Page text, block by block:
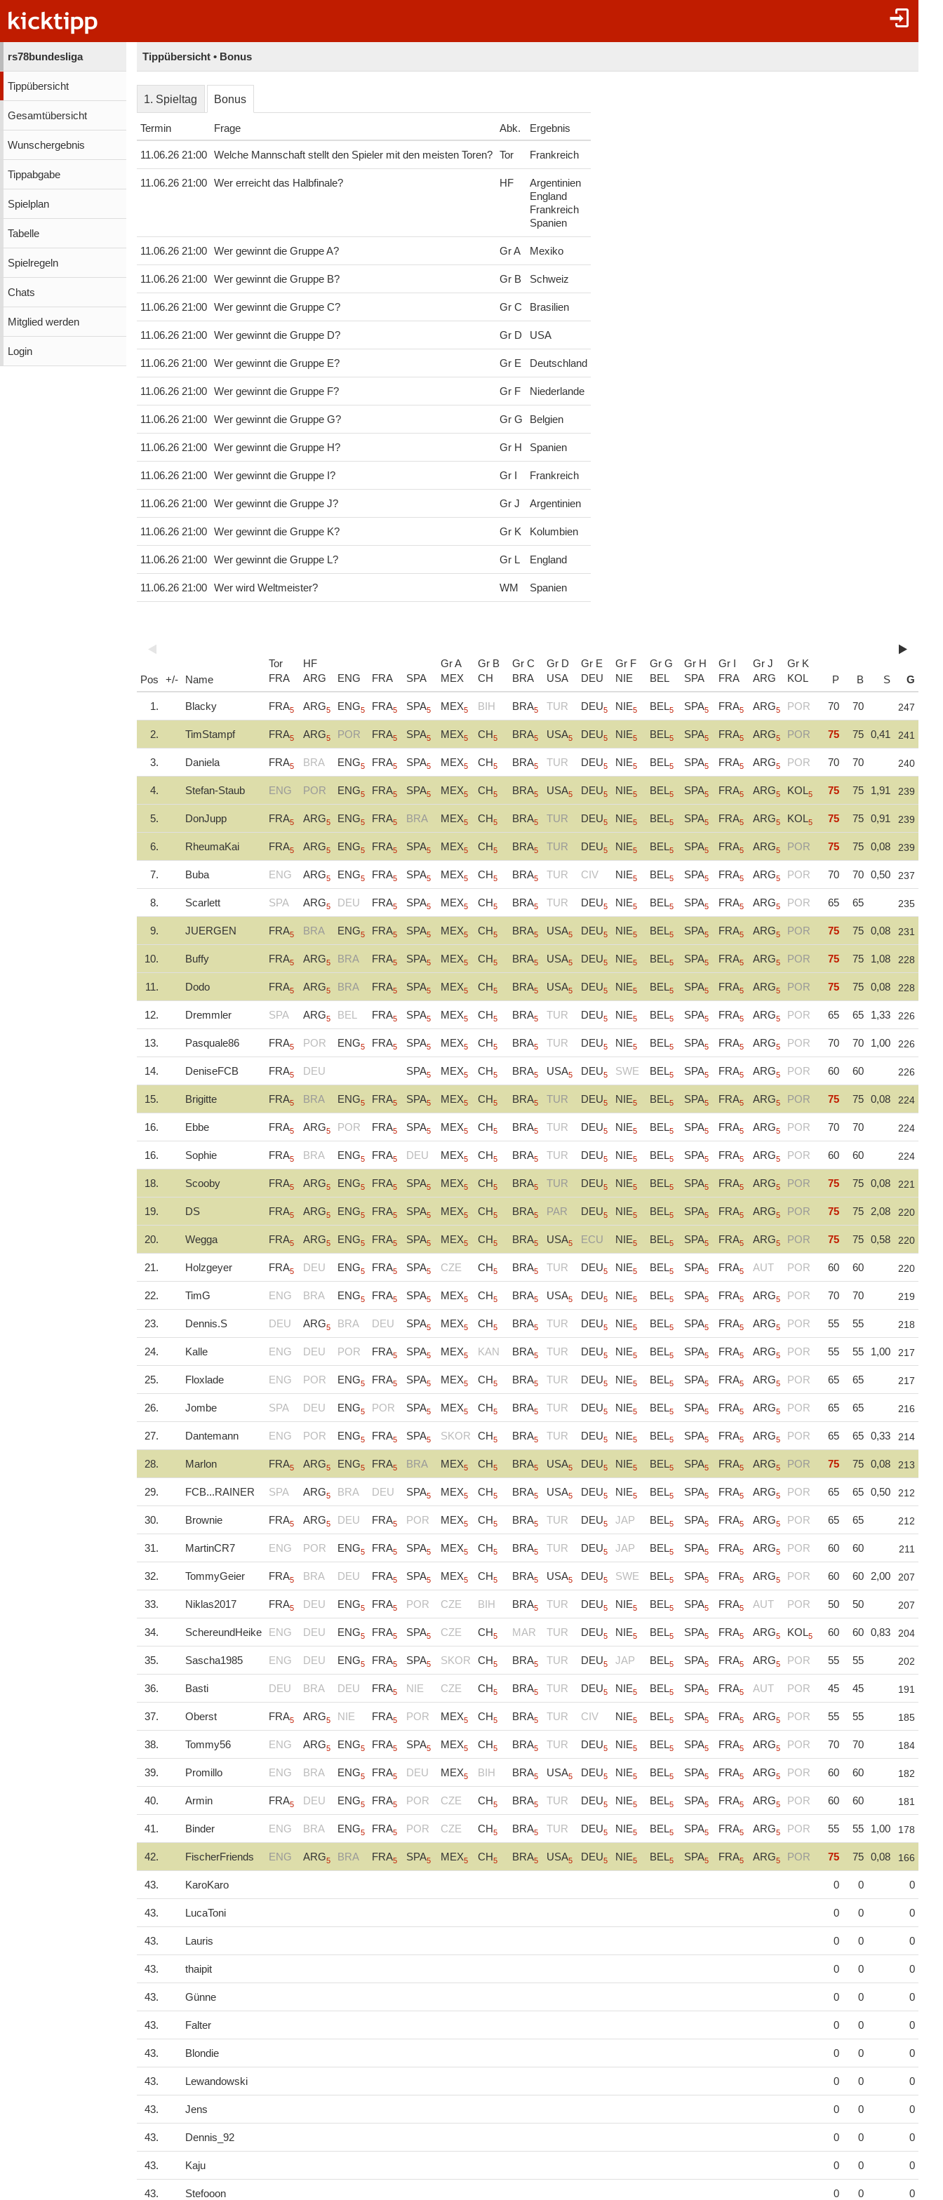
rs78bundesliga
Tippübersicht
Gesamtübersicht
Wunschergebnis
Tippabgabe
Spielplan
Tabelle
Spielregeln
Chats
Mitglied werden
Login
Tippübersicht • Bonus
1. Spieltag Bonus
Termin Frage Abk. Ergebnis
11.06.26 21:00 Welche Mannschaft stellt den Spieler mit den meisten Toren? Tor Frankreich
11.06.26 21:00 Wer erreicht das Halbfinale? HF
Argentinien
England
Frankreich
Spanien
11.06.26 21:00 Wer gewinnt die Gruppe A? Gr A Mexiko
11.06.26 21:00 Wer gewinnt die Gruppe B? Gr B Schweiz
11.06.26 21:00 Wer gewinnt die Gruppe C? Gr C Brasilien
11.06.26 21:00 Wer gewinnt die Gruppe D? Gr D USA
11.06.26 21:00 Wer gewinnt die Gruppe E? Gr E Deutschland
11.06.26 21:00 Wer gewinnt die Gruppe F? Gr F Niederlande
11.06.26 21:00 Wer gewinnt die Gruppe G? Gr G Belgien
11.06.26 21:00 Wer gewinnt die Gruppe H? Gr H Spanien
11.06.26 21:00 Wer gewinnt die Gruppe I? Gr I Frankreich
11.06.26 21:00 Wer gewinnt die Gruppe J? Gr J Argentinien
11.06.26 21:00 Wer gewinnt die Gruppe K? Gr K Kolumbien
11.06.26 21:00 Wer gewinnt die Gruppe L? Gr L England
11.06.26 21:00 Wer wird Weltmeister? WM Spanien
Pos +/- Name
Tor
FRA
HF
ARG
ENG FRA SPA
Gr A
MEX
Gr B
CH
Gr C
BRA
Gr D
USA
Gr E
DEU
Gr F
NIE
Gr G
BEL
Gr H
SPA
Gr I
FRA
Gr J
ARG
Gr K
KOL
P B S G
1. Blacky FRA5 ARG5 ENG5 FRA5 SPA5 MEX5 BIH BRA5 TUR DEU5 NIE5 BEL5 SPA5 FRA5 ARG5 POR 70 70 247
2. TimStampf FRA5 ARG5 POR FRA5 SPA5 MEX5 CH5 BRA5 USA5 DEU5 NIE5 BEL5 SPA5 FRA5 ARG5 POR 75 75 0,41 241
3. Daniela FRA5 BRA ENG5 FRA5 SPA5 MEX5 CH5 BRA5 TUR DEU5 NIE5 BEL5 SPA5 FRA5 ARG5 POR 70 70 240
4. Stefan-Staub ENG POR ENG5 FRA5 SPA5 MEX5 CH5 BRA5 USA5 DEU5 NIE5 BEL5 SPA5 FRA5 ARG5 KOL5 75 75 1,91 239
5. DonJupp FRA5 ARG5 ENG5 FRA5 BRA MEX5 CH5 BRA5 TUR DEU5 NIE5 BEL5 SPA5 FRA5 ARG5 KOL5 75 75 0,91 239
6. RheumaKai FRA5 ARG5 ENG5 FRA5 SPA5 MEX5 CH5 BRA5 TUR DEU5 NIE5 BEL5 SPA5 FRA5 ARG5 POR 75 75 0,08 239
7. Buba ENG ARG5 ENG5 FRA5 SPA5 MEX5 CH5 BRA5 TUR CIV NIE5 BEL5 SPA5 FRA5 ARG5 POR 70 70 0,50 237
8. Scarlett SPA ARG5 DEU FRA5 SPA5 MEX5 CH5 BRA5 TUR DEU5 NIE5 BEL5 SPA5 FRA5 ARG5 POR 65 65 235
9. JUERGEN FRA5 BRA ENG5 FRA5 SPA5 MEX5 CH5 BRA5 USA5 DEU5 NIE5 BEL5 SPA5 FRA5 ARG5 POR 75 75 0,08 231
10. Buffy FRA5 ARG5 BRA FRA5 SPA5 MEX5 CH5 BRA5 USA5 DEU5 NIE5 BEL5 SPA5 FRA5 ARG5 POR 75 75 1,08 228
11. Dodo FRA5 ARG5 BRA FRA5 SPA5 MEX5 CH5 BRA5 USA5 DEU5 NIE5 BEL5 SPA5 FRA5 ARG5 POR 75 75 0,08 228
12. Dremmler SPA ARG5 BEL FRA5 SPA5 MEX5 CH5 BRA5 TUR DEU5 NIE5 BEL5 SPA5 FRA5 ARG5 POR 65 65 1,33 226
13. Pasquale86 FRA5 POR ENG5 FRA5 SPA5 MEX5 CH5 BRA5 TUR DEU5 NIE5 BEL5 SPA5 FRA5 ARG5 POR 70 70 1,00 226
14. DeniseFCB FRA5 DEU SPA5 MEX5 CH5 BRA5 USA5 DEU5 SWE BEL5 SPA5 FRA5 ARG5 POR 60 60 226
15. Brigitte FRA5 BRA ENG5 FRA5 SPA5 MEX5 CH5 BRA5 TUR DEU5 NIE5 BEL5 SPA5 FRA5 ARG5 POR 75 75 0,08 224
16. Ebbe FRA5 ARG5 POR FRA5 SPA5 MEX5 CH5 BRA5 TUR DEU5 NIE5 BEL5 SPA5 FRA5 ARG5 POR 70 70 224
16. Sophie FRA5 BRA ENG5 FRA5 DEU MEX5 CH5 BRA5 TUR DEU5 NIE5 BEL5 SPA5 FRA5 ARG5 POR 60 60 224
18. Scooby FRA5 ARG5 ENG5 FRA5 SPA5 MEX5 CH5 BRA5 TUR DEU5 NIE5 BEL5 SPA5 FRA5 ARG5 POR 75 75 0,08 221
19. DS FRA5 ARG5 ENG5 FRA5 SPA5 MEX5 CH5 BRA5 PAR DEU5 NIE5 BEL5 SPA5 FRA5 ARG5 POR 75 75 2,08 220
20. Wegga FRA5 ARG5 ENG5 FRA5 SPA5 MEX5 CH5 BRA5 USA5 ECU NIE5 BEL5 SPA5 FRA5 ARG5 POR 75 75 0,58 220
21. Holzgeyer FRA5 DEU ENG5 FRA5 SPA5 CZE CH5 BRA5 TUR DEU5 NIE5 BEL5 SPA5 FRA5 AUT POR 60 60 220
22. TimG ENG BRA ENG5 FRA5 SPA5 MEX5 CH5 BRA5 USA5 DEU5 NIE5 BEL5 SPA5 FRA5 ARG5 POR 70 70 219
23. Dennis.S DEU ARG5 BRA DEU SPA5 MEX5 CH5 BRA5 TUR DEU5 NIE5 BEL5 SPA5 FRA5 ARG5 POR 55 55 218
24. Kalle ENG DEU POR FRA5 SPA5 MEX5 KAN BRA5 TUR DEU5 NIE5 BEL5 SPA5 FRA5 ARG5 POR 55 55 1,00 217
25. Floxlade ENG POR ENG5 FRA5 SPA5 MEX5 CH5 BRA5 TUR DEU5 NIE5 BEL5 SPA5 FRA5 ARG5 POR 65 65 217
26. Jombe SPA DEU ENG5 POR SPA5 MEX5 CH5 BRA5 TUR DEU5 NIE5 BEL5 SPA5 FRA5 ARG5 POR 65 65 216
27. Dantemann ENG POR ENG5 FRA5 SPA5 SKOR CH5 BRA5 TUR DEU5 NIE5 BEL5 SPA5 FRA5 ARG5 POR 65 65 0,33 214
28. Marlon FRA5 ARG5 ENG5 FRA5 BRA MEX5 CH5 BRA5 USA5 DEU5 NIE5 BEL5 SPA5 FRA5 ARG5 POR 75 75 0,08 213
29. FCB...RAINER SPA ARG5 BRA DEU SPA5 MEX5 CH5 BRA5 USA5 DEU5 NIE5 BEL5 SPA5 FRA5 ARG5 POR 65 65 0,50 212
30. Brownie FRA5 ARG5 DEU FRA5 POR MEX5 CH5 BRA5 TUR DEU5 JAP BEL5 SPA5 FRA5 ARG5 POR 65 65 212
31. MartinCR7 ENG POR ENG5 FRA5 SPA5 MEX5 CH5 BRA5 TUR DEU5 JAP BEL5 SPA5 FRA5 ARG5 POR 60 60 211
32. TommyGeier FRA5 BRA DEU FRA5 SPA5 MEX5 CH5 BRA5 USA5 DEU5 SWE BEL5 SPA5 FRA5 ARG5 POR 60 60 2,00 207
33. Niklas2017 FRA5 DEU ENG5 FRA5 POR CZE BIH BRA5 TUR DEU5 NIE5 BEL5 SPA5 FRA5 AUT POR 50 50 207
34. SchereundHeike ENG DEU ENG5 FRA5 SPA5 CZE CH5 MAR TUR DEU5 NIE5 BEL5 SPA5 FRA5 ARG5 KOL5 60 60 0,83 204
35. Sascha1985 ENG DEU ENG5 FRA5 SPA5 SKOR CH5 BRA5 TUR DEU5 JAP BEL5 SPA5 FRA5 ARG5 POR 55 55 202
36. Basti DEU BRA DEU FRA5 NIE CZE CH5 BRA5 TUR DEU5 NIE5 BEL5 SPA5 FRA5 AUT POR 45 45 191
37. Oberst FRA5 ARG5 NIE FRA5 POR MEX5 CH5 BRA5 TUR CIV NIE5 BEL5 SPA5 FRA5 ARG5 POR 55 55 185
38. Tommy56 ENG ARG5 ENG5 FRA5 SPA5 MEX5 CH5 BRA5 TUR DEU5 NIE5 BEL5 SPA5 FRA5 ARG5 POR 70 70 184
39. Promillo ENG BRA ENG5 FRA5 DEU MEX5 BIH BRA5 USA5 DEU5 NIE5 BEL5 SPA5 FRA5 ARG5 POR 60 60 182
40. Armin FRA5 DEU ENG5 FRA5 POR CZE CH5 BRA5 TUR DEU5 NIE5 BEL5 SPA5 FRA5 ARG5 POR 60 60 181
41. Binder ENG BRA ENG5 FRA5 POR CZE CH5 BRA5 TUR DEU5 NIE5 BEL5 SPA5 FRA5 ARG5 POR 55 55 1,00 178
42. FischerFriends ENG ARG5 BRA FRA5 SPA5 MEX5 CH5 BRA5 USA5 DEU5 NIE5 BEL5 SPA5 FRA5 ARG5 POR 75 75 0,08 166
43. KaroKaro 0 0 0
43. LucaToni 0 0 0
43. Lauris 0 0 0
43. thaipit 0 0 0
43. Günne 0 0 0
43. Falter 0 0 0
43. Blondie 0 0 0
43. Lewandowski 0 0 0
43. Jens 0 0 0
43. Dennis_92 0 0 0
43. Kaju 0 0 0
43. Stefooon 0 0 0